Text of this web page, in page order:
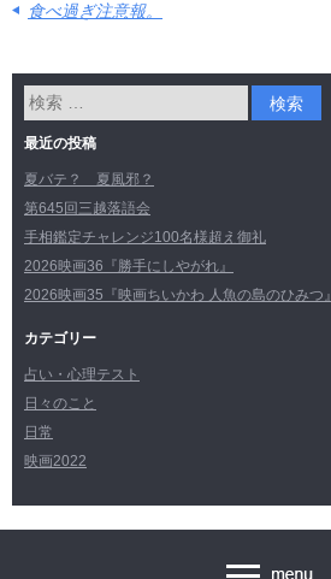
食べ過ぎ注意報。
最近の投稿
夏バテ？ 夏風邪？
第645回三越落語会
手相鑑定チャレンジ100名様超え御礼
2026映画36『勝手にしやがれ』
2026映画35『映画ちいかわ 人魚の島のひみつ』
カテゴリー
占い・心理テスト
日々のこと
日常
映画2022